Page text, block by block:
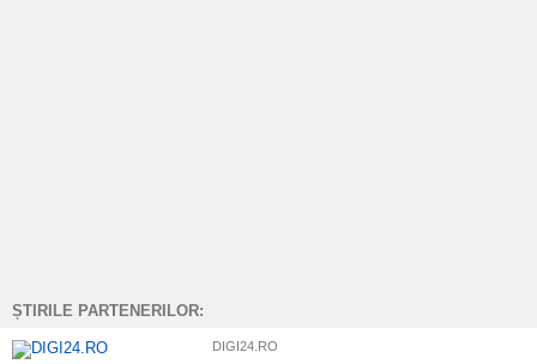
ȘTIRILE PARTENERILOR:
DIGI24.RO